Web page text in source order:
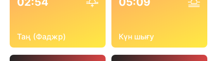
Таң (Фаджр) Күн шығу